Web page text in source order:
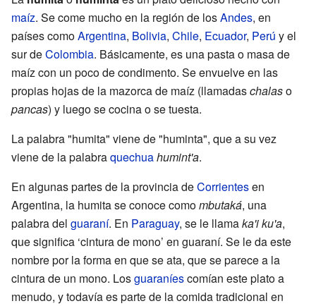
maíz. Se come mucho en la región de losAndes, en
países comoArgentina, Bolivia, Chile, Ecuador, Perú y el
sur deColombia. Básicamente, es una pasta o masa de
maíz con un poco de condimento. Se envuelve en las
propias hojas de la mazorca de maíz (llamadaschalaso
pancas) y luego se cocina o se tuesta.
La palabra "humita" viene de "huminta", que a su vez
viene de la palabraquechuahumint'a.
En algunas partes de la provincia deCorrientesen
Argentina, la humita se conoce comombutaká, una
palabra del guaraní. En Paraguay, se le llamaka'i ku'a,
que significa ‘cintura de mono’ en guaraní. Se le da este
nombre por la forma en que se ata, que se parece a la
cintura de un mono. Losguaraníescomían este plato a
menudo, y todavía es parte de la comida tradicional en